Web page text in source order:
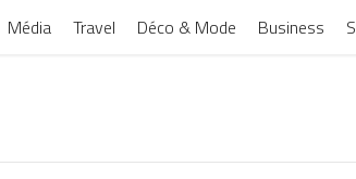
Média Travel Déco & Mode Business